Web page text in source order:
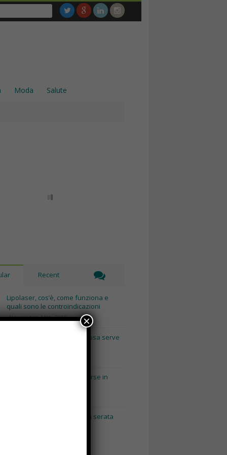
Moda Salute
Recent
Lipolaser, cos’è, come funziona e
quali sono le controindicazioni
Novembre 14th, 2018
Recinto per cani fai da te, cosa serve
Consigli utili per pulire le borse in
Napoli by Night: dai pub alla serata
×